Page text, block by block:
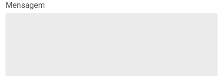
Mensagem